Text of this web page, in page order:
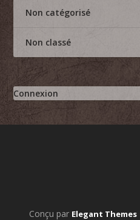
Non catégorisé
Non classé
Connexion
Conçu par Elegant Themes